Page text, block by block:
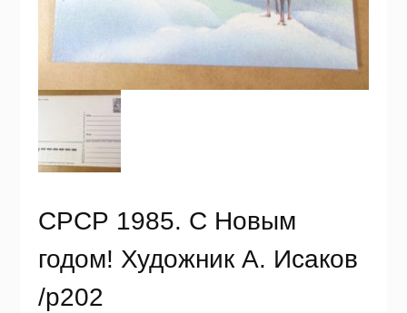
СРСР 1985. С Новым
годом! Художник А. Исаков
/р202